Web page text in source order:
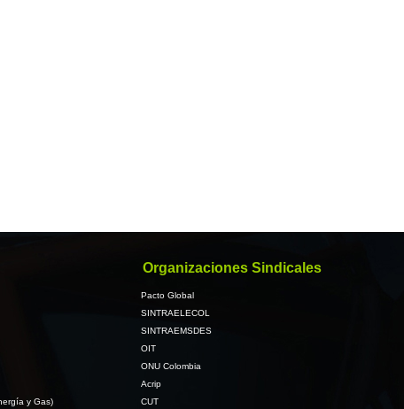
y Gas)
Organizaciones Sindicales
Pacto Global
SINTRAELECOL
SINTRAEMSDES
OIT
ONU Colombia
Acrip
CUT